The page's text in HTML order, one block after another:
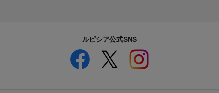
ルピシア公式SNS